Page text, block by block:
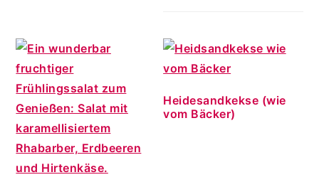
Heidesandkekse (wie
vom Bäcker)